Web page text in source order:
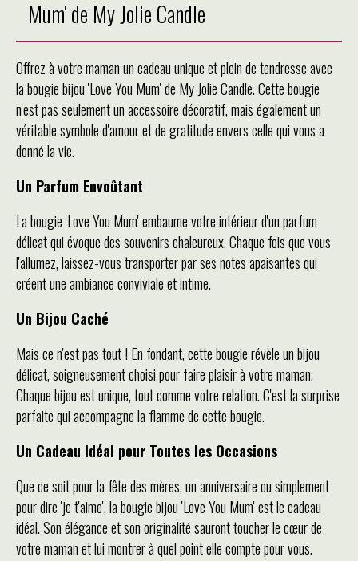
Mum' de My Jolie Candle
Offrez à votre maman un cadeau unique et plein de tendresse avec
la bougie bijou 'Love You Mum' de My Jolie Candle. Cette bougie
n'est pas seulement un accessoire décoratif, mais également un
véritable symbole d'amour et de gratitude envers celle qui vous a
donné la vie.
Un Parfum Envoûtant
La bougie 'Love You Mum' embaume votre intérieur d'un parfum
délicat qui évoque des souvenirs chaleureux. Chaque fois que vous
l'allumez, laissez-vous transporter par ses notes apaisantes qui
créent une ambiance conviviale et intime.
Un Bijou Caché
Mais ce n'est pas tout ! En fondant, cette bougie révèle un bijou
délicat, soigneusement choisi pour faire plaisir à votre maman.
Chaque bijou est unique, tout comme votre relation. C'est la surprise
parfaite qui accompagne la flamme de cette bougie.
Un Cadeau Idéal pour Toutes les Occasions
Que ce soit pour la fête des mères, un anniversaire ou simplement
pour dire 'je t'aime', la bougie bijou 'Love You Mum' est le cadeau
idéal. Son élégance et son originalité sauront toucher le cœur de
votre maman et lui montrer à quel point elle compte pour vous.